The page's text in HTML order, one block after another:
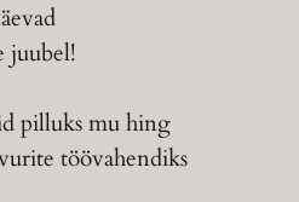
juubel!
pilluks mu hing
töövahendiks